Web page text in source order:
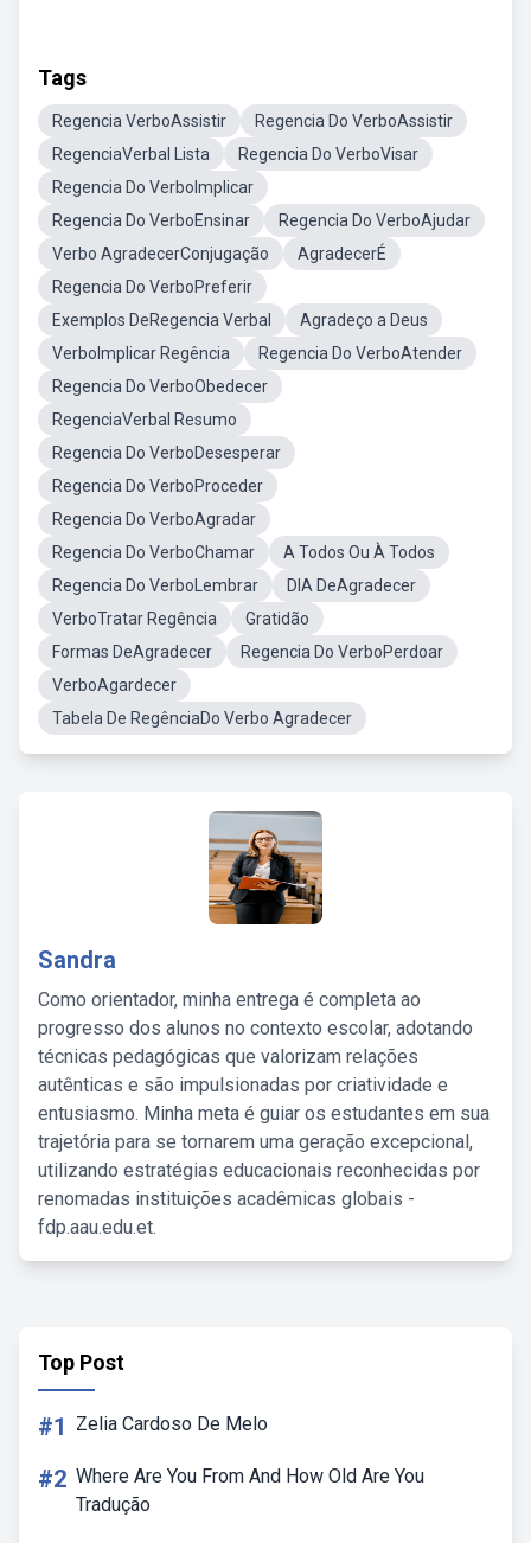
Tags
Regencia VerboAssistir
Regencia Do VerboAssistir
RegenciaVerbal Lista
Regencia Do VerboVisar
Regencia Do VerboImplicar
Regencia Do VerboEnsinar
Regencia Do VerboAjudar
Verbo AgradecerConjugação
AgradecerÉ
Regencia Do VerboPreferir
Exemplos DeRegencia Verbal
Agradeço a Deus
VerboImplicar Regência
Regencia Do VerboAtender
Regencia Do VerboObedecer
RegenciaVerbal Resumo
Regencia Do VerboDesesperar
Regencia Do VerboProceder
Regencia Do VerboAgradar
Regencia Do VerboChamar
A Todos Ou À Todos
Regencia Do VerboLembrar
DIA DeAgradecer
VerboTratar Regência
Gratidão
Formas DeAgradecer
Regencia Do VerboPerdoar
VerboAgardecer
Tabela De RegênciaDo Verbo Agradecer
Sandra
Como orientador, minha entrega é completa ao
progresso dos alunos no contexto escolar, adotando
técnicas pedagógicas que valorizam relações
autênticas e são impulsionadas por criatividade e
entusiasmo. Minha meta é guiar os estudantes em sua
trajetória para se tornarem uma geração excepcional,
utilizando estratégias educacionais reconhecidas por
renomadas instituições acadêmicas globais -
fdp.aau.edu.et.
Top Post
#1 Zelia Cardoso De Melo
#2 Where Are You From And How Old Are You
Tradução